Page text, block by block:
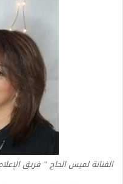
الفنانة لميس الحاج ” فريق